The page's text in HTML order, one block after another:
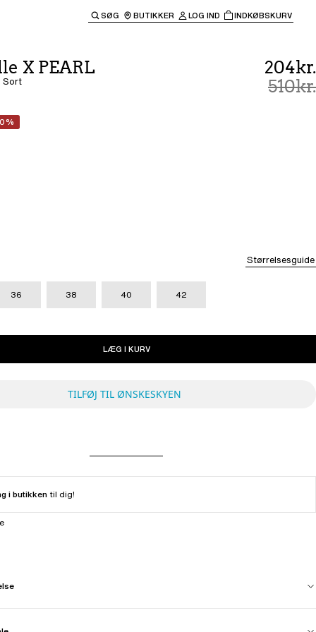
hovednavigationen.
SØG BUTIKKER LOG IND INDKØBSKURV
X PEARL
Sort
204kr.
510kr.
Størrelsesguide
36 38 40 42
LÆG I KURV
TILFØJ TIL ØNSKESKYEN
i butikken til dig!